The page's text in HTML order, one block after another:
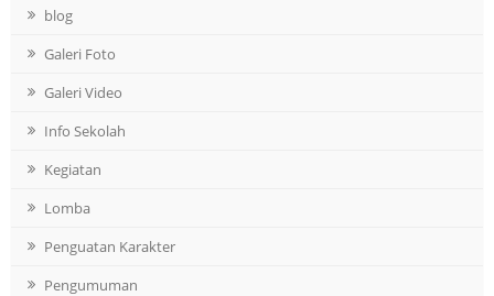
blog
Galeri Foto
Galeri Video
Info Sekolah
Kegiatan
Lomba
Penguatan Karakter
Pengumuman